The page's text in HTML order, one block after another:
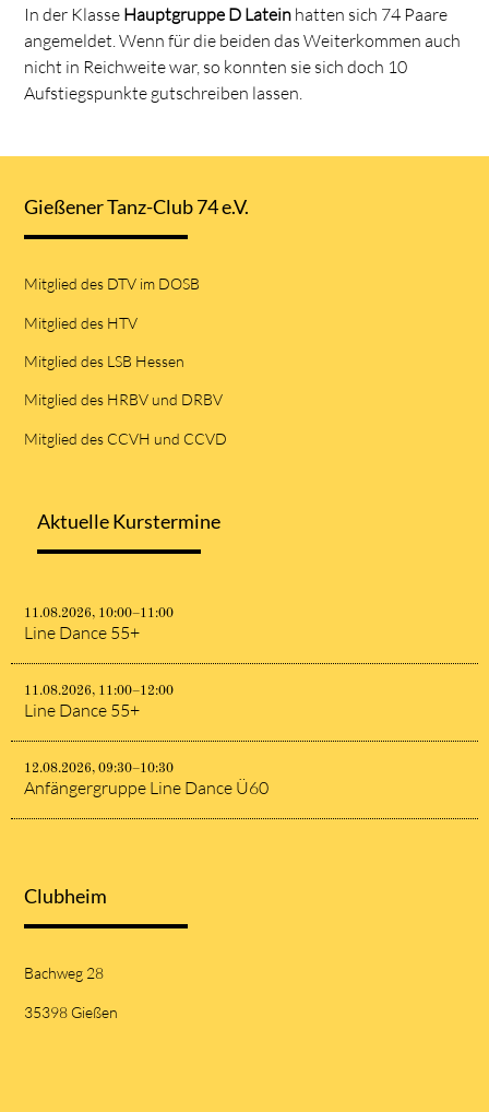
In der Klasse Hauptgruppe D Latein hatten sich 74 Paare
angemeldet. Wenn für die beiden das Weiterkommen auch
nicht in Reichweite war, so konnten sie sich doch 10
Aufstiegspunkte gutschreiben lassen.
Gießener Tanz-Club 74 e.V.
Mitglied des DTV im DOSB
Mitglied des HTV
Mitglied des LSB Hessen
Mitglied des HRBV und DRBV
Mitglied des CCVH und CCVD
Aktuelle Kurstermine
11.08.2026, 10:00–11:00
Line Dance 55+
11.08.2026, 11:00–12:00
Line Dance 55+
12.08.2026, 09:30–10:30
Anfängergruppe Line Dance Ü60
Clubheim
Bachweg 28
35398 Gießen